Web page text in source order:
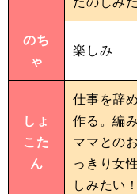
のち
ゃ
楽しみ
しょ
こた
ん
仕事を辞
作る。編
ママとの
っきり女
しみたい！